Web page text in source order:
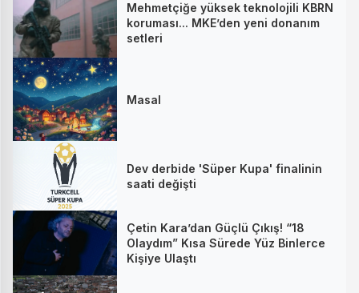
Mehmetçiğe yüksek teknolojili KBRN
koruması... MKE’den yeni donanım
setleri
Masal
Dev derbide 'Süper Kupa' finalinin
saati değişti
Çetin Kara’dan Güçlü Çıkış! “18
Olaydım” Kısa Sürede Yüz Binlerce
Kişiye Ulaştı